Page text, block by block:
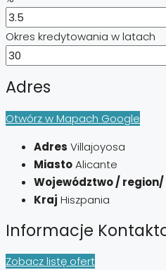
Okres kredytowania w latach
Adres
Otwórz w Mapach Google
Adres Villajoyosa
MiastoAlicante
Województwo /
Kraj Hiszpania
Informacje
Zobacz listę ofert